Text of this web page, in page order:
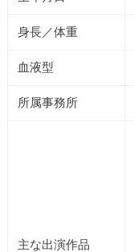
身長／体重
血液型
所属事務所
主な出演作品